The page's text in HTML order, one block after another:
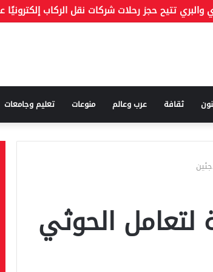
مكة للدفاع المشترك: لن تضمن أمن السعودية
ثقافة عرب وعالم منوعات تعليم وجامعات
لتعامل الحوثي